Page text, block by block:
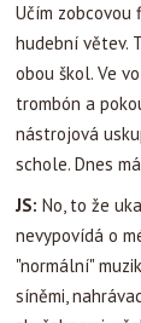
Učím zobcovou
hudební větev.
obou škol. Ve
trombón a
nástrojová
schole. Dnes
JS: No, to že
nevypovídá o
"normální"
síněmi,